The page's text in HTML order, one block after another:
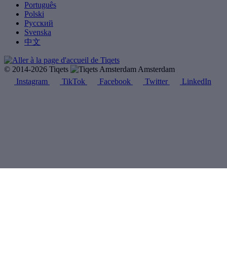
Português
Polski
Русский
Svenska
中文
© 2014-2026 Tiqets
Amsterdam
Instagram
TikTok Facebook Twitter LinkedIn